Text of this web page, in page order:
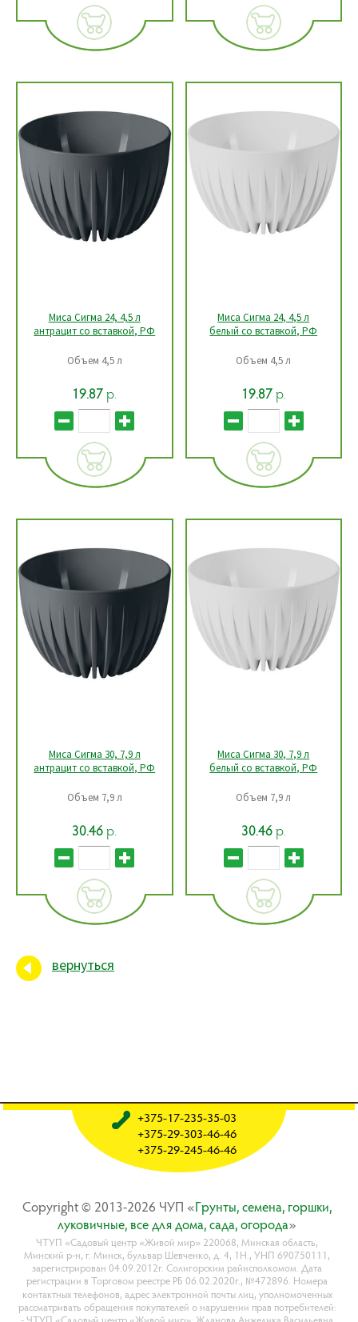
Миса Сигма 24, 4,5 л
антрацит со вставкой, РФ
Объем 4,5 л
19.87р.
Миса Сигма 24, 4,5 л
белый со вставкой, РФ
Объем 4,5 л
19.87р.
Миса Сигма 30, 7,9 л
антрацит со вставкой, РФ
Объем 7,9 л
30.46р.
Миса Сигма 30, 7,9 л
белый со вставкой, РФ
Объем 7,9 л
30.46р.
вернуться
Copyright © 2013-2026 ЧУП «Гpyнты, ceмeнa, гopшки,
лyкoвичныe, вce для дoмa, caдa, oгopoдa»
ЧТУП «Садовый центр «Живой мир» 220068, Минская область,
Минский р-н, г. Минск, бульвар Шевченко, д. 4, 1Н., УНП 690750111,
зарегистрирован 04.09.2012г. Солигорским райисполкомом. Дата
регистрации в Торговом реестре РБ 06.02.2020г., №472896. Номера
контактных телефонов, адрес электронной почты лиц, уполномоченных
рассматривать обращения покупателей о нарушении прав потребителей:
+375-17-235-35-03
+375-29-303-46-46
+375-29-245-46-46